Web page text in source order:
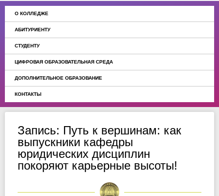
О КОЛЛЕДЖЕ
АБИТУРИЕНТУ
СТУДЕНТУ
ЦИФРОВАЯ ОБРАЗОВАТЕЛЬНАЯ СРЕДА
ДОПОЛНИТЕЛЬНОЕ ОБРАЗОВАНИЕ
КОНТАКТЫ
Запись: Путь к вершинам: как
выпускники кафедры
юридических дисциплин
покоряют карьерные высоты!